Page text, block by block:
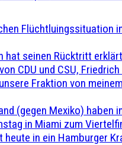
Flüchtluingssituation
hat seinen Rücktritt
CDU und CSU,
Fraktion von
(gegen Mexiko) haben
in Miami zum
in ein Hamburger